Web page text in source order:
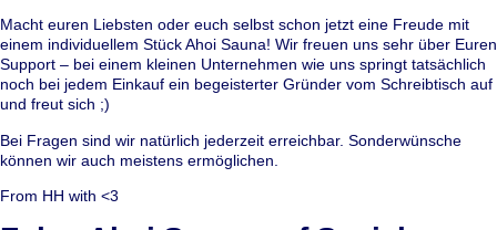
Macht euren Liebsten oder euch selbst schon jetzt eine Freude mit
einem individuellem Stück Ahoi Sauna! Wir freuen uns sehr über Euren
Support – bei einem kleinen Unternehmen wie uns springt tatsächlich
noch bei jedem Einkauf ein begeisterter Gründer vom Schreibtisch auf
und freut sich ;)
Bei Fragen sind wir natürlich jederzeit erreichbar. Sonderwünsche
können wir auch meistens ermöglichen.
From HH with <3